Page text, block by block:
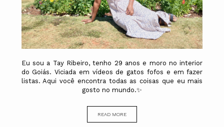
Eu sou a Tay Ribeiro, tenho 29 anos e moro no interior
do Goiás. Viciada em vídeos de gatos fofos e em fazer
listas. Aqui você encontra todas as coisas que eu mais
gosto no mundo.✨
READ MORE